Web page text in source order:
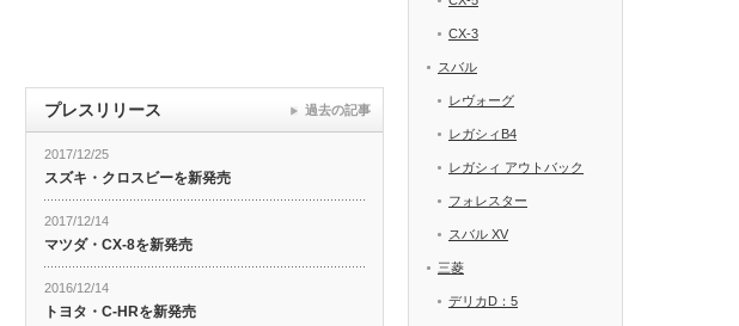
プレスリリース
2017/12/25
スズキ・クロスビーを新発売
2017/12/14
マツダ・CX-8を新発売
2016/12/14
トヨタ・C-HRを新発売
過去の記事
CX-3
スバル
レヴォーグ
レガシィB4
レガシィ アウトバック
フォレスター
スバル XV
三菱
デリカD：5